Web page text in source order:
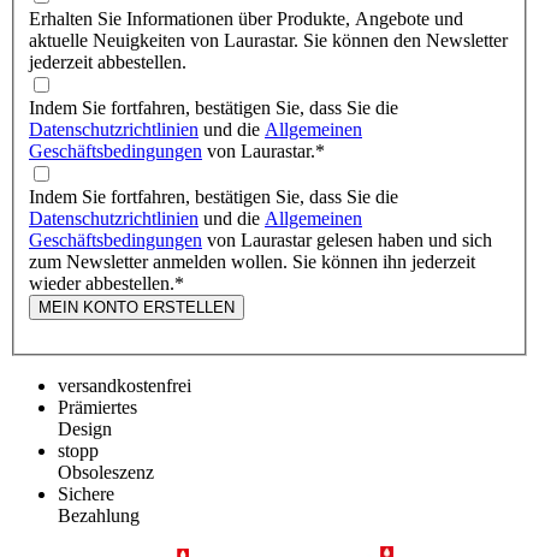
Erhalten Sie Informationen über Produkte, Angebote und
aktuelle Neuigkeiten von Laurastar. Sie können den Newsletter
jederzeit abbestellen.
Indem Sie fortfahren, bestätigen Sie, dass Sie die
Datenschutzrichtlinien und die Allgemeinen
Geschäftsbedingungen von Laurastar.*
Indem Sie fortfahren, bestätigen Sie, dass Sie die
Datenschutzrichtlinien und die Allgemeinen
Geschäftsbedingungen von Laurastar gelesen haben und sich
zum Newsletter anmelden wollen. Sie können ihn jederzeit
wieder abbestellen.*
MEIN KONTO ERSTELLEN
versandkostenfrei
Prämiertes
Design
stopp
Obsoleszenz
Sichere
Bezahlung